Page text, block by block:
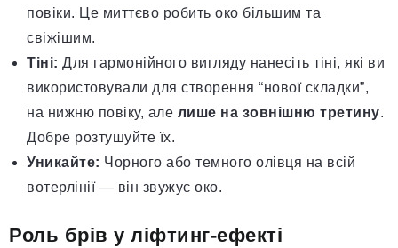
повіки. Це миттєво робить око більшим та
свіжішим.
Тіні: Для гармонійного вигляду нанесіть тіні, які ви
використовували для створення “нової складки”,
на нижню повіку, але лише на зовнішню третину.
Добре розтушуйте їх.
Уникайте: Чорного або темного олівця на всій
вотерлінії — він звужує око.
Роль брів у ліфтинг-ефекті